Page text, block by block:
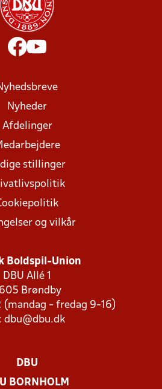
Nyheder
Afdelinger
stillinger
og vilkår
Boldspil-Union
DBU Allé 1
Brøndby
(mandag - fredag 9-16)
dbu@dbu.dk
DBU
BORNHOLM